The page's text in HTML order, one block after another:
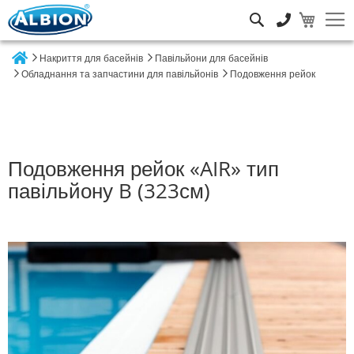
Накриття для басейнів
Павільйони для басейнів
Обладнання та запчастини для павільйонів
Подовження рейок
Подовження рейок «AIR» тип
павільйону B (323см)
Перейти
до
кінця
галереї
зображень